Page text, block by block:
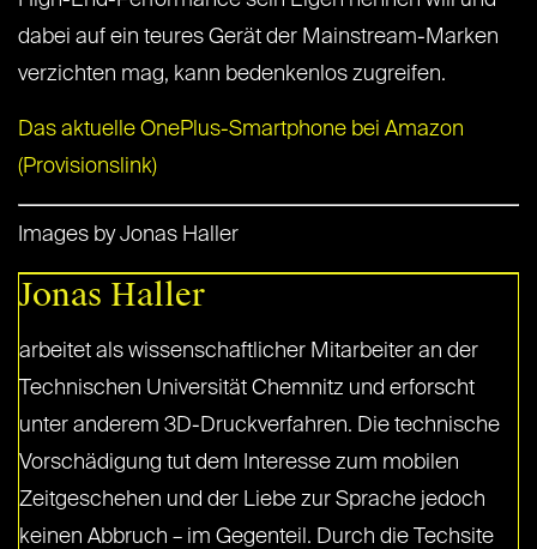
dabei auf ein teures Gerät der Mainstream-Marken
verzichten mag, kann bedenkenlos zugreifen.
Das aktuelle OnePlus-Smartphone bei Amazon
(Provisionslink)
Images by Jonas Haller
Jonas Haller
arbeitet als wissenschaftlicher Mitarbeiter an der
Technischen Universität Chemnitz und erforscht
unter anderem 3D-Druckverfahren. Die technische
Vorschädigung tut dem Interesse zum mobilen
Zeitgeschehen und der Liebe zur Sprache jedoch
keinen Abbruch – im Gegenteil. Durch die Techsite